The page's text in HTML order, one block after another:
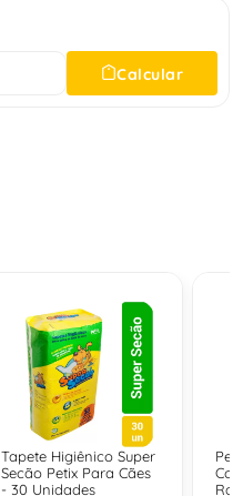
Calcular
Tapete Higiênico Super
Secão Petix Para Cães
- 30 Unidades